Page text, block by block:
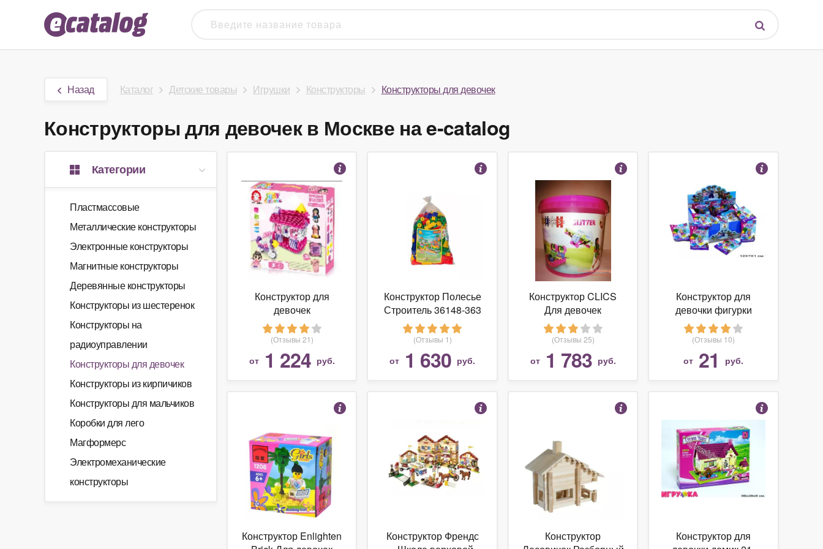
Назад Каталог Детские товары Игрушки Конструкторы Конструкторы для девочек
Конструкторы для девочек в Москве на e-catalog
Категории
Пластмассовые
Металлические конструкторы
Электронные конструкторы
Магнитные конструкторы
Деревянные конструкторы
Конструкторы из шестеренок
Конструкторы на
радиоуправлении
Конструкторы для девочек
Конструкторы из кирпичиков
Конструкторы для мальчиков
Коробки для лего
Магформерс
Электромеханические
конструкторы
Конструктор для
девочек
(Отзывы 21)
от 1 224 руб.
Конструктор Полесье
Строитель 36148-363
(Отзывы 1)
от 1 630 руб.
Конструктор CLICS
Для девочек
(Отзывы 25)
от 1 783 руб.
Конструктор для
девочки фигурки
девочек 03-1116947
(Отзывы 10)
от 21 руб.
Конструктор Enlighten
Конструктор Френдс
Конструктор
Конструктор для